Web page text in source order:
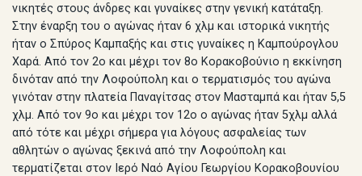
νικητές στους άνδρες και γυναίκες στην γενική κατάταξη.
Στην έναρξη του ο αγώνας ήταν 6 χλμ και ιστορικά νικητής
ήταν ο Σπύρος Καμπαξής και στις γυναίκες η Καμπούρογλου
Χαρά. Από τον 2ο και μέχρι τον 8ο Κορακοβούνιο η εκκίνηση
δινόταν από την Λοφούπολη και ο τερματισμός του αγώνα
γινόταν στην πλατεία Παναγίτσας στον Μασταμπά και ήταν 5,5
χλμ. Από τον 9ο και μέχρι τον 12ο ο αγώνας ήταν 5χλμ αλλά
από τότε και μέχρι σήμερα για λόγους ασφαλείας των
αθλητών ο αγώνας ξεκινά από την Λοφούπολη και
τερματίζεται στον Ιερό Ναό Αγίου Γεωργίου Κορακοβουνίου